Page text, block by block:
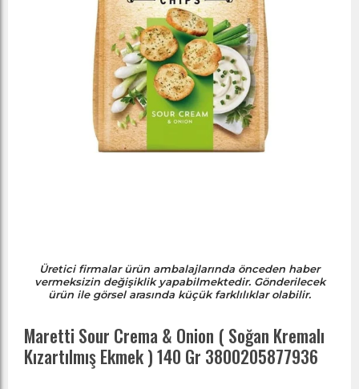
Üretici firmalar ürün ambalajlarında önceden haber
vermeksizin değişiklik yapabilmektedir. Gönderilecek
ürün ile görsel arasında küçük farklılıklar olabilir.
Maretti Sour Crema & Onion ( Soğan Kremalı
Kızartılmış Ekmek ) 140 Gr 3800205877936